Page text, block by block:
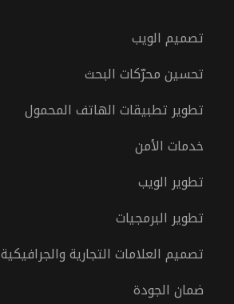
تصميم الويب
تحسين محرّكات البحث
تطوير تطبيقات الهاتف المحمول
خدمات الأمن
تطوير الويب
تطوير البرمجيات
تصميم العلامات التجارية والجرافيكية
ضمان الجودة